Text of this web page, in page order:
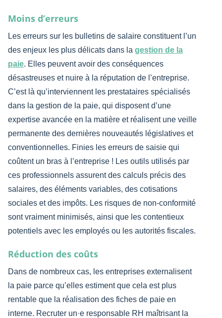
Moins d’erreurs
Les erreurs sur les bulletins de salaire constituent l’un
des enjeux les plus délicats dans la gestion de la
paie. Elles peuvent avoir des conséquences
désastreuses et nuire à la réputation de l’entreprise.
C’est là qu’interviennent les prestataires spécialisés
dans la gestion de la paie, qui disposent d’une
expertise avancée en la matière et réalisent une veille
permanente des dernières nouveautés législatives et
conventionnelles. Finies les erreurs de saisie qui
coûtent un bras à l’entreprise ! Les outils utilisés par
ces professionnels assurent des calculs précis des
salaires, des éléments variables, des cotisations
sociales et des impôts. Les risques de non-conformité
sont vraiment minimisés, ainsi que les contentieux
potentiels avec les employés ou les autorités fiscales.
Réduction des coûts
Dans de nombreux cas, les entreprises externalisent
la paie parce qu’elles estiment que cela est plus
rentable que la réalisation des fiches de paie en
interne. Recruter un·e responsable RH maîtrisant la